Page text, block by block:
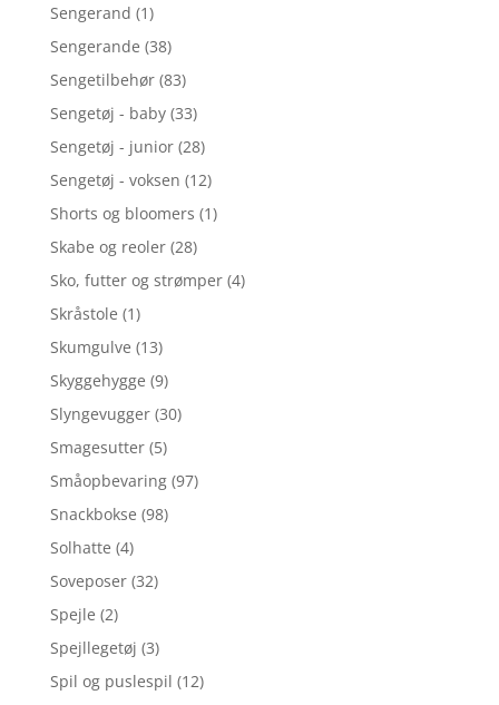
Sengerand (1)
Sengerande (38)
Sengetilbehør (83)
Sengetøj - baby (33)
Sengetøj - junior (28)
Sengetøj - voksen (12)
Shorts og bloomers (1)
Skabe og reoler (28)
Sko, futter og strømper (4)
Skråstole (1)
Skumgulve (13)
Skyggehygge (9)
Slyngevugger (30)
Smagesutter (5)
Småopbevaring (97)
Snackbokse (98)
Solhatte (4)
Soveposer (32)
Spejle (2)
Spejllegetøj (3)
Spil og puslespil (12)